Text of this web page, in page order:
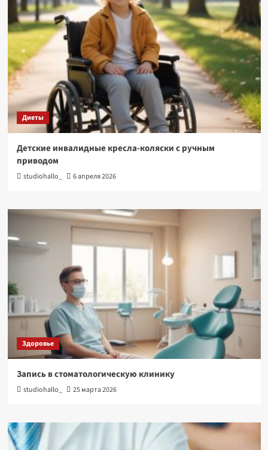
Диеты
Детские инвалидные кресла-коляски с ручным
приводом
studiohallo_ 6 апреля 2026
Здоровье
Запись в стоматологическую клинику
studiohallo_ 25 марта 2026